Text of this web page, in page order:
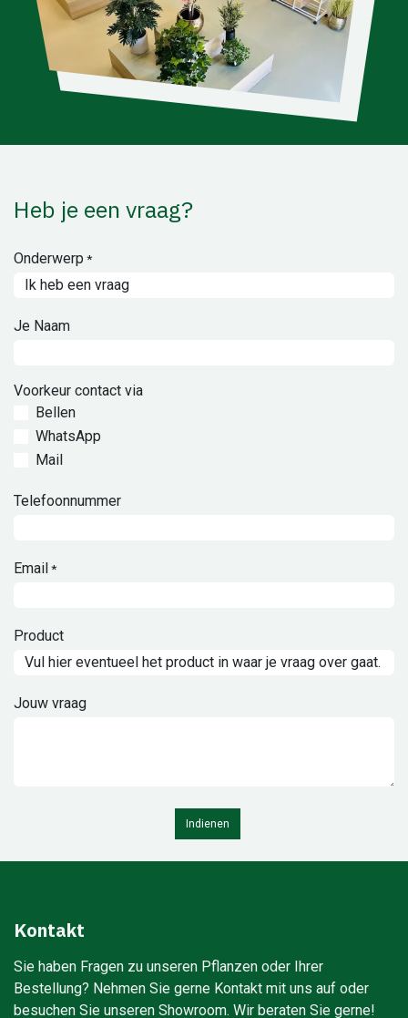
Heb je een vraag?
Onderwerp *
Je Naam
Voorkeur contact via
Bellen
WhatsApp
Mail
Telefoonnummer
Email *
Product
Jouw vraag
Indienen
Kontakt
Sie haben Fragen zu unseren Pflanzen oder Ihrer
Bestellung? Nehmen Sie gerne Kontakt mit uns auf oder
besuchen Sie unseren Showroom. Wir beraten Sie gerne!​